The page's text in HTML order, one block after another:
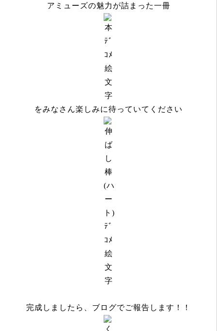
アミューズの魅力が詰まった一冊
をみなさん楽しみに待っていてください
完成しましたら、ブログでご報告します！！